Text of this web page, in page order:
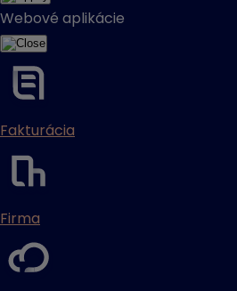
Webové aplikácie
Fakturácia
Firma